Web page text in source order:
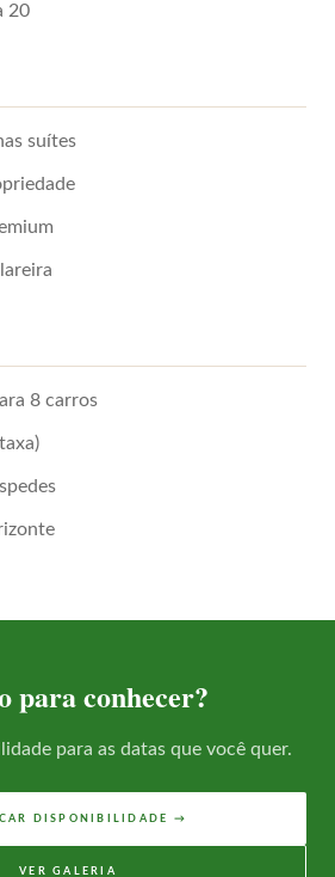
20
suítes
8 carros
para conhecer?
para as datas que você quer.
DISPONIBILIDADE →
VER GALERIA